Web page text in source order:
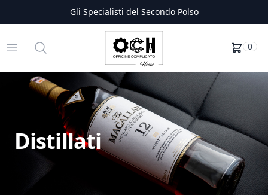
Gli Specialisti del Secondo Polso
Open menu
Search
Officine Complicato
0
Distillati